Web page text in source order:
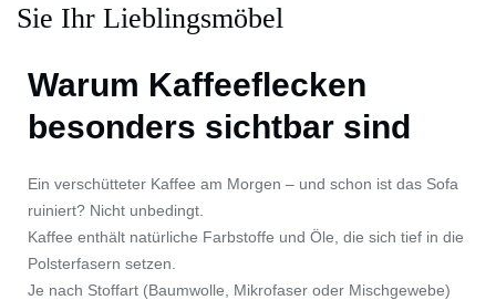
Sie Ihr Lieblingsmöbel
Warum Kaffeeflecken
besonders sichtbar sind
Ein verschütteter Kaffee am Morgen – und schon ist das Sofa
ruiniert? Nicht unbedingt.
Kaffee enthält natürliche Farbstoffe und Öle, die sich tief in die
Polsterfasern setzen.
Je nach Stoffart (Baumwolle, Mikrofaser oder Mischgewebe)